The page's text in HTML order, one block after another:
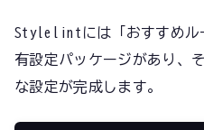
Stylelintには「おすすめル
有設定パッケージがあり、
な設定が完成します。